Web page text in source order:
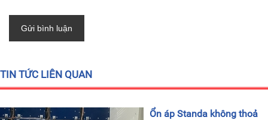
Gửi bình luận
TIN TỨC LIÊN QUAN
Ổn áp Standa không thoả